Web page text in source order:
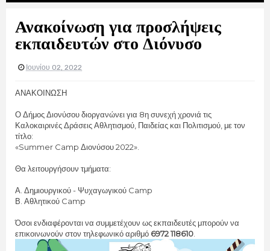
Ανακοίνωση για προσλήψεις
εκπαιδευτών στο Διόνυσο
Ιουνίου 02, 2022
ΑΝΑΚΟΙΝΩΣΗ
Ο Δήμος Διονύσου διοργανώνει για 8η συνεχή χρονιά τις
Καλοκαιρινές Δράσεις Αθλητισμού, Παιδείας και Πολιτισμού, με τον
τίτλο:
«Summer Camp Διονύσου 2022».
Θα λειτουργήσουν τμήματα:
Α. Δημιουργικού - Ψυχαγωγικού Camp
Β. Αθλητικού Camp
Όσοι ενδιαφέρονται να συμμετέχουν ως εκπαιδευτές μπορούν να
επικοινωνούν στον τηλεφωνικό αριθμό 6972 118610